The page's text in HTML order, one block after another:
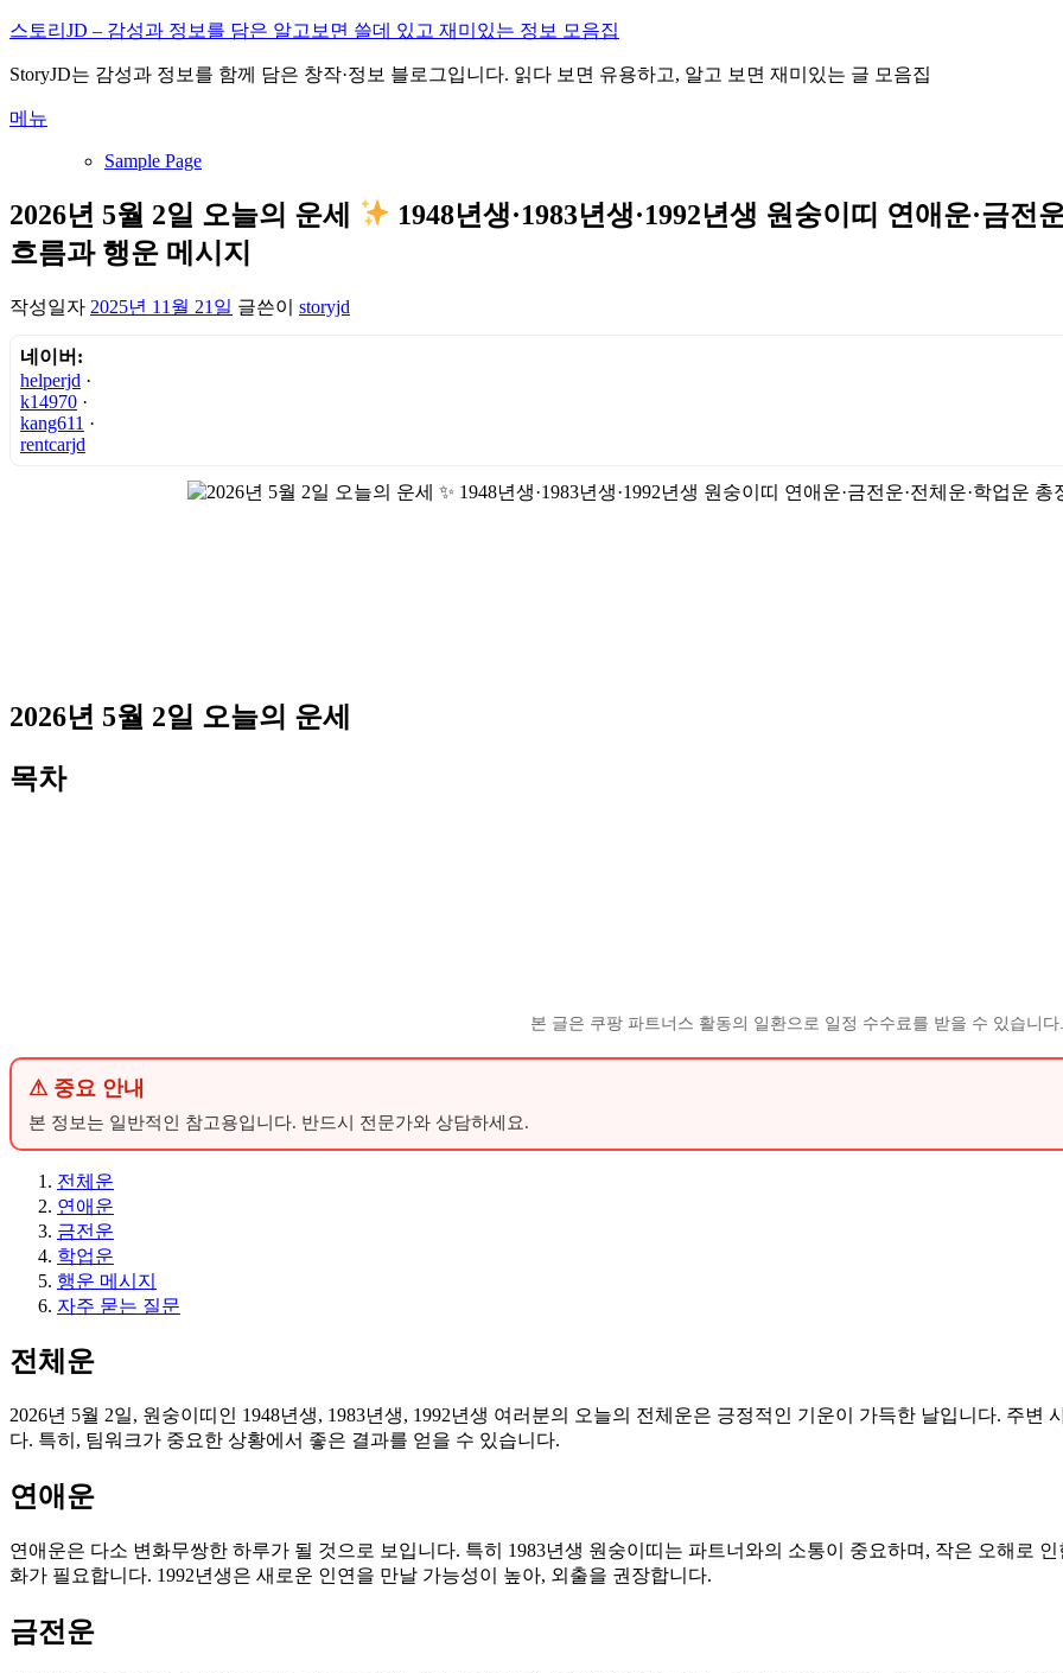
내
으
바
기
스토리JD – 감성과 정보를 담은 알고보면 쓸데 있고 재미있는 정보 모음집
StoryJD는 감성과 정보를 함께 담은 창작·정보 블로그입니다. 읽다 보면 유용하고, 알고 보면 재미있는 글 모음집
메뉴
Sample Page
2026년 5월 2일 오늘의 운세
1948년생·1983년생·1992년생 원숭이띠 연애운·금
흐름과 행운 메시지
작성일자 2025년 11월 21일 글쓴이 storyjd
네이버:
helperjd ·
k14970 ·
kang611 ·
rentcarjd
2026년 5월 2일 오늘의 운세
목차
본 글은 쿠팡 파트너스 활동의 일환으로 일정 수수료를 받을 수 있습니다.
⚠ 중요 안내
본 정보는 일반적인 참고용입니다. 반드시 전문가와 상담하세요.
전체운
연애운
금전운
학업운
행운 메시지
자주 묻는 질문
전체운
2026년 5월 2일, 원숭이띠인 1948년생, 1983년생, 1992년생 여러분의 오늘의 전체운은 긍정적인 기운이 가득한 날입니다. 주
다. 특히, 팀워크가 중요한 상황에서 좋은 결과를 얻을 수 있습니다.
연애운
연애운은 다소 변화무쌍한 하루가 될 것으로 보입니다. 특히 1983년생 원숭이띠는 파트너와의 소통이 중요하며, 작은 오해로
화가 필요합니다. 1992년생은 새로운 인연을 만날 가능성이 높아, 외출을 권장합니다.
금전운